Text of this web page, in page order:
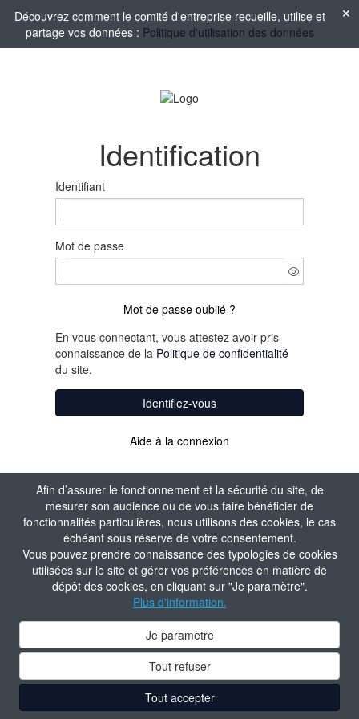
Afin d’assurer le fonctionnement et la sécurité du site, de
mesurer son audience ou de vous faire bénéficier de
fonctionnalités particulières, nous utilisons des cookies, le cas
échéant sous réserve de votre consentement.
Vous pouvez prendre connaissance des typologies de cookies
utilisées sur le site et gérer vos préférences en matière de
dépôt des cookies, en cliquant sur "Je paramètre".
Plus d'information.
Je paramètre
Tout refuser
Tout accepter
Découvrez comment le comité d'entreprise recueille, utilise et
partage vos données : Politique d'utilisation des données
Identification
Identifiant
Mot de passe
Mot de passe oublié ?
En vous connectant, vous attestez avoir pris
connaissance de la Politique de confidentialité
du site.
Identifiez-vous
Aide à la connexion